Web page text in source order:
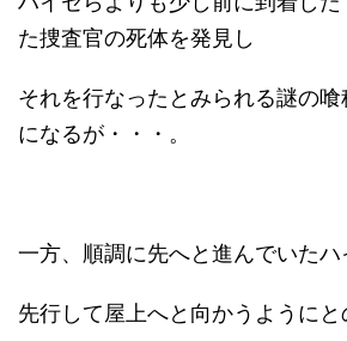
た捜査官の死体を発見し
それを行なったとみられる謎の喰
になるが・・・。
一方、順調に先へと進んでいたハ
先行して屋上へと向かうように